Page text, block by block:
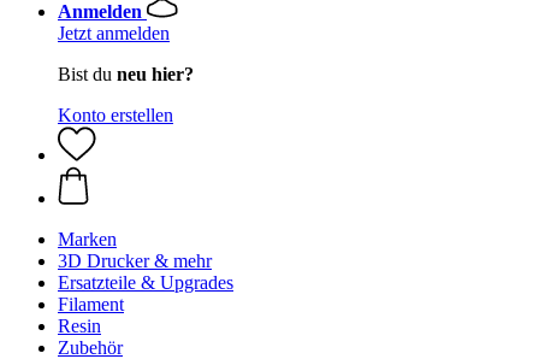
Anmelden
Jetzt anmelden
Bist du neu hier?
Konto erstellen
Marken
3D Drucker & mehr
Ersatzteile & Upgrades
Filament
Resin
Zubehör